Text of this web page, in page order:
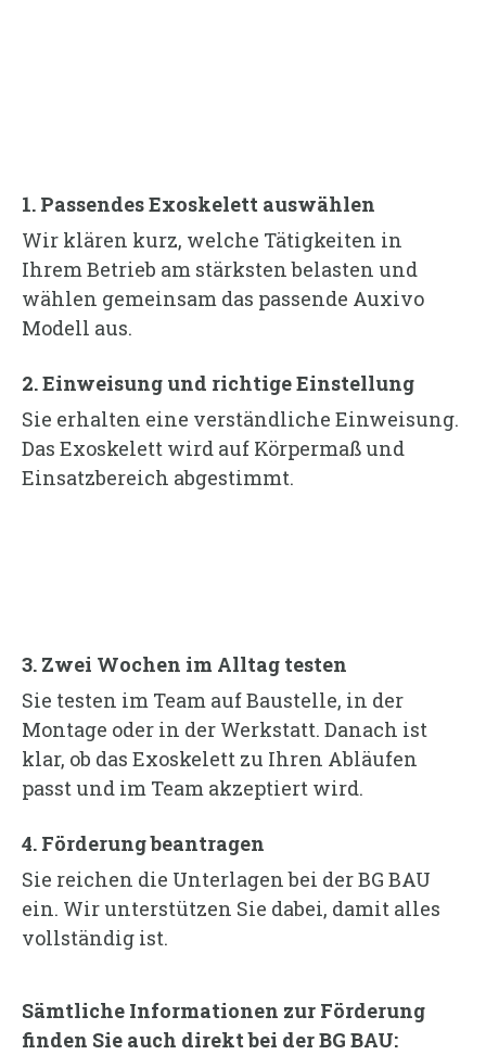
1. Passendes Exoskelett auswählen
Wir klären kurz, welche Tätigkeiten in
Ihrem Betrieb am stärksten belasten und
wählen gemeinsam das passende Auxivo
Modell aus.
2. Einweisung und richtige Einstellung
Sie erhalten eine verständliche Einweisung.
Das Exoskelett wird auf Körpermaß und
Einsatzbereich abgestimmt.
3. Zwei Wochen im Alltag testen
Sie testen im Team auf Baustelle, in der
Montage oder in der Werkstatt. Danach ist
klar, ob das Exoskelett zu Ihren Abläufen
passt und im Team akzeptiert wird.
4. Förderung beantragen
Sie reichen die Unterlagen bei der BG BAU
ein. Wir unterstützen Sie dabei, damit alles
vollständig ist.
Sämtliche Informationen zur Förderung
finden Sie auch direkt bei der BG BAU: